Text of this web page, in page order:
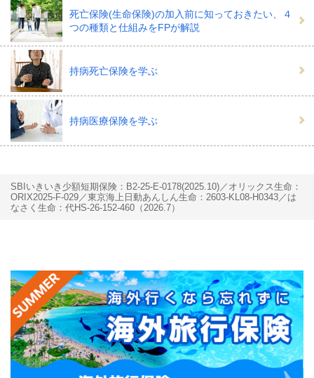
死亡保険(生命保険)の加入前に知っておきたい、４
つの種類と仕組みをFPが解説
持病死亡保険を学ぶ
持病医療保険を学ぶ
SBIいきいき少額短期保険：B2-25-E-0178(2025.10)
オリックス生命：
ORIX2025-F-029
東京海上日動あんしん生命：2603-KL08-H0343
は
なさく生命：代HS-26-152-460（2026.7）